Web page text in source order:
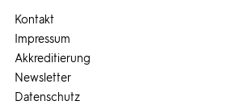
Kontakt
Impressum
Akkreditierung
Newsletter
Datenschutz